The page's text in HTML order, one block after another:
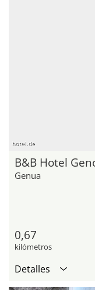
hotel.de
B&B Hotel
Genua
0,67
kilómetros
Detalles